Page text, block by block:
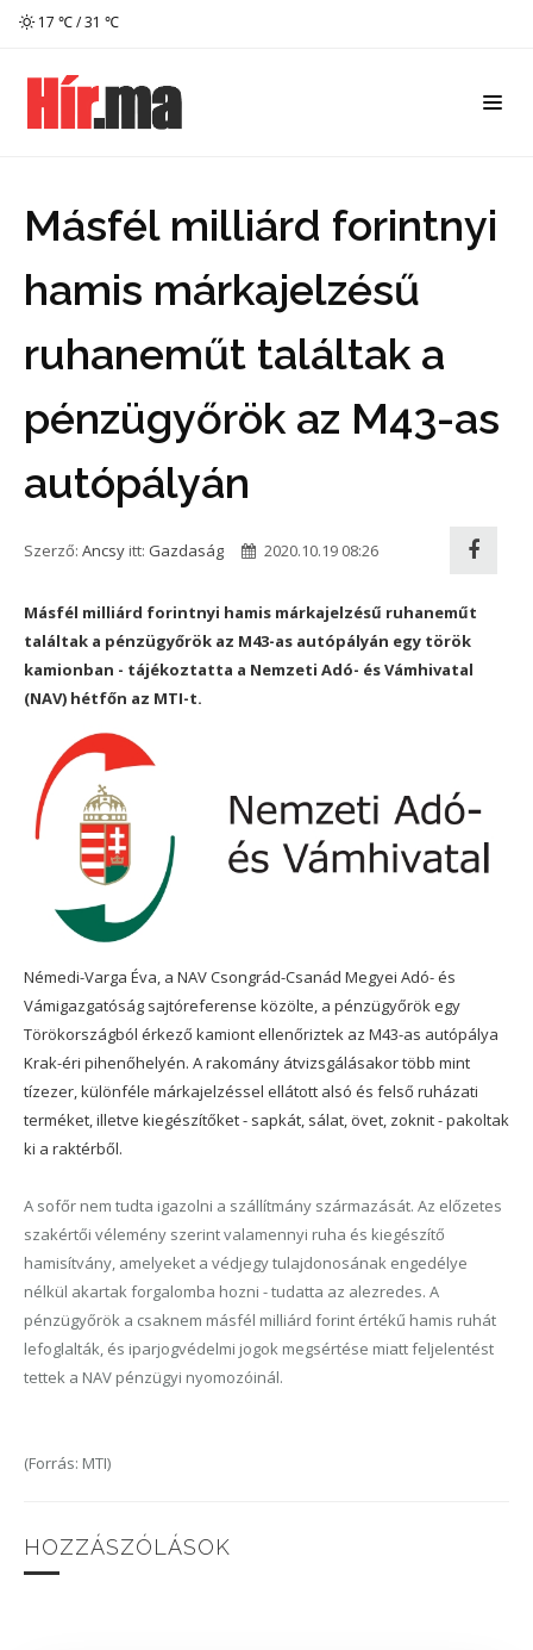
17 ℃ / 31 ℃
Másfél milliárd forintnyi
hamis márkajelzésű
ruhaneműt találtak a
pénzügyőrök az M43-as
autópályán
Szerző: Ancsy itt: Gazdaság 2020.10.19 08:26
Másfél milliárd forintnyi hamis márkajelzésű ruhaneműt
találtak a pénzügyőrök az M43-as autópályán egy török
kamionban - tájékoztatta a Nemzeti Adó- és Vámhivatal
(NAV) hétfőn az MTI-t.
Némedi-Varga Éva, a NAV Csongrád-Csanád Megyei Adó- és
Vámigazgatóság sajtóreferense közölte, a pénzügyőrök egy
Törökországból érkező kamiont ellenőriztek az M43-as autópálya
Krak-éri pihenőhelyén. A rakomány átvizsgálásakor több mint
tízezer, különféle márkajelzéssel ellátott alsó és felső ruházati
terméket, illetve kiegészítőket - sapkát, sálat, övet, zoknit - pakoltak
ki a raktérből.
A sofőr nem tudta igazolni a szállítmány származását. Az előzetes
szakértői vélemény szerint valamennyi ruha és kiegészítő
hamisítvány, amelyeket a védjegy tulajdonosának engedélye
nélkül akartak forgalomba hozni - tudatta az alezredes. A
pénzügyőrök a csaknem másfél milliárd forint értékű hamis ruhát
lefoglalták, és iparjogvédelmi jogok megsértése miatt feljelentést
tettek a NAV pénzügyi nyomozóinál.
(Forrás: MTI)
HOZZÁSZÓLÁSOK